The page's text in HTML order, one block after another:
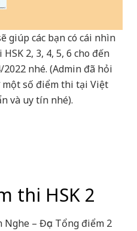
giúp các bạn có cái nhìn
2, 3, 4, 5, 6 cho đến
nhé. (Admin đã hỏi
một số điểm thi tại Việt
và uy tín nhé).
thi HSK 2
– Đọc: Tổng điểm 2